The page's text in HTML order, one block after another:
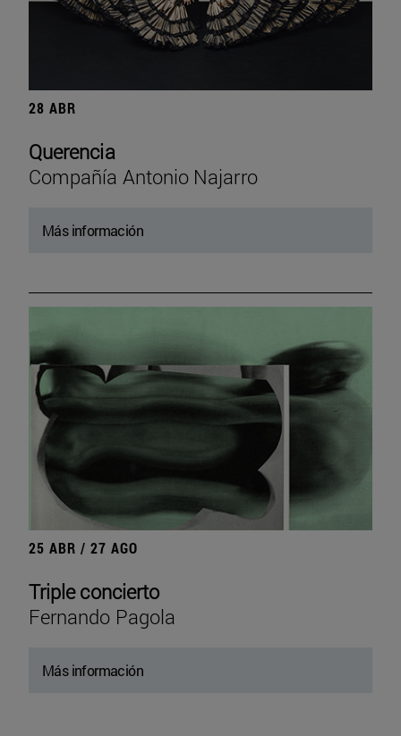
28 ABR
Querencia
Compañía Antonio Najarro
Más información
25 ABR / 27 AGO
Triple concierto
Fernando Pagola
Más información